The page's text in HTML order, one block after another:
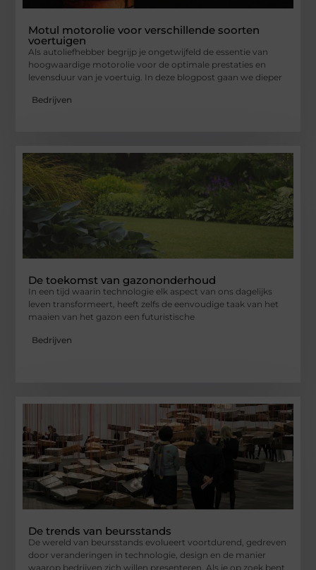
Motul motorolie voor verschillende soorten
voertuigen
Als autoliefhebber begrijp je ongetwijfeld de essentie van
hoogwaardige motorolie voor de optimale prestaties en
levensduur van je voertuig. In deze blogpost gaan we dieper
Bedrijven
De toekomst van gazononderhoud
In een tijd waarin technologie elk aspect van ons dagelijks
leven transformeert, heeft zelfs de eenvoudige taak van het
maaien van het gazon een futuristische
Bedrijven
De trends van beursstands
De wereld van beursstands evolueert voortdurend, gedreven
door veranderingen in technologie, design en de manier
waarop bedrijven zich willen presenteren. Als je op zoek bent